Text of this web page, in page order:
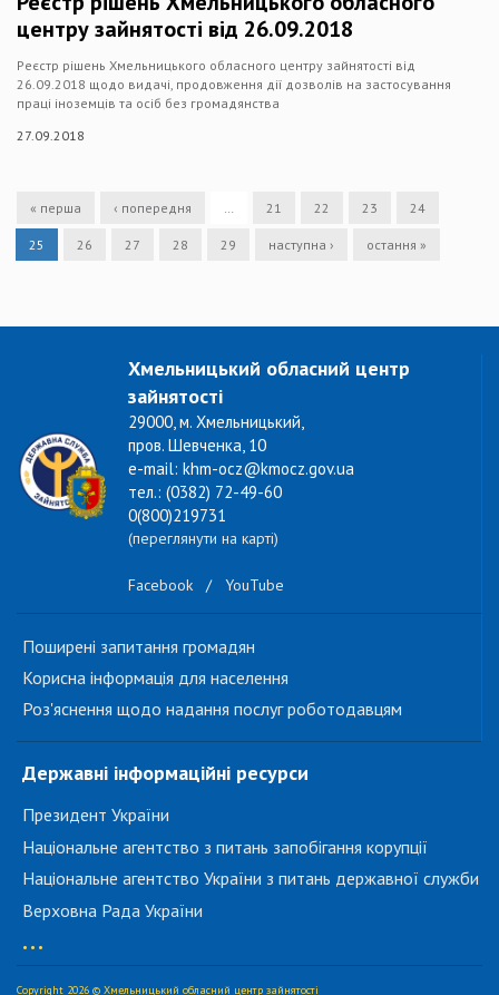
центру зайнятості від 26.09.2018
Реєстр рішень Хмельницького обласного центру зайнятості від
26.09.2018 щодо видачі, продовження дії дозволів на застосування
праці іноземців та осіб без громадянства
27.09.2018
« перша ‹ попередня … 21 22 23 24
25 26 27 28 29 наступна › остання »
Хмельницький обласний центр
зайнятості
29000, м. Хмельницький,
пров. Шевченка, 10
e-mail: khm-ocz@kmocz.gov.ua
тел.: (0382) 72-49-60
0(800)219731
(переглянути на карті)
Facebook / YouTube
Поширені запитання громадян
Корисна інформація для населення
Роз'яснення щодо надання послуг роботодавцям
Державні інформаційні ресурси
Президент України
Національне агентство з питань запобігання корупції
Національне агентство України з питань державної служби
Верховна Рада України
...
Copyright 2026 © Хмельницький обласний центр зайнятості